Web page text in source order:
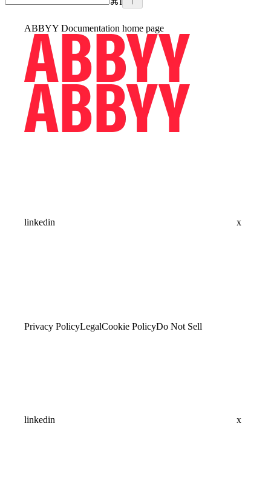
ABBYY Documentation home page
linkedin x
Privacy PolicyLegalCookie PolicyDo Not Sell
linkedin x